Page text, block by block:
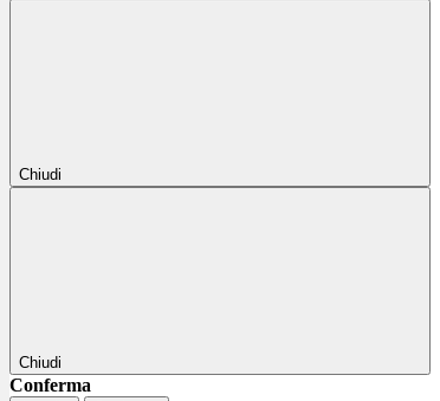
Chiudi
Chiudi
Conferma